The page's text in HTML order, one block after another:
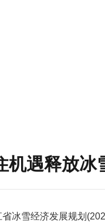
机遇释放冰
冰雪经济发展规划